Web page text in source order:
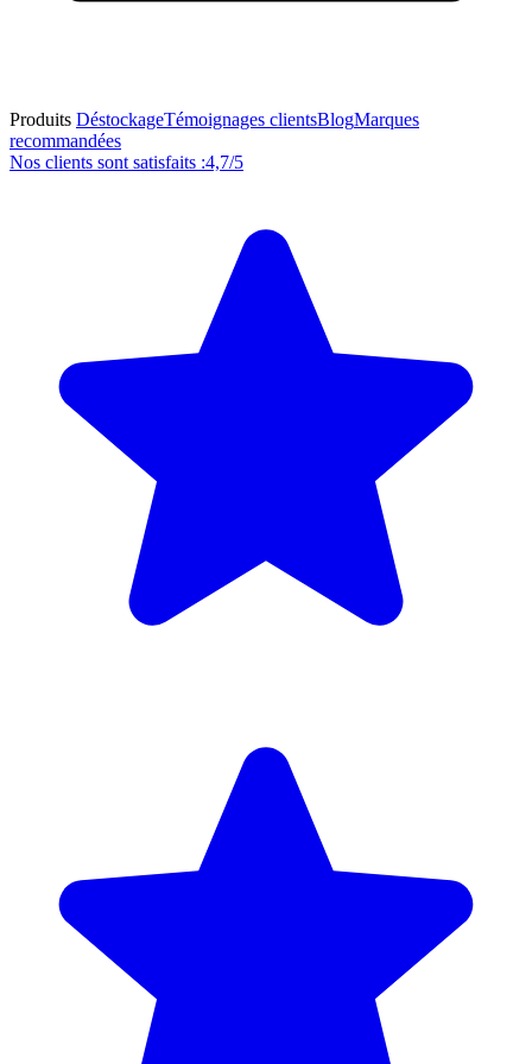
Produits DéstockageTémoignages clientsBlogMarques
recommandées
Nos clients sont satisfaits :4,7/5